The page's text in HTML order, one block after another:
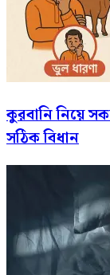
কুরবানি নিয়ে
সঠিক বিধান